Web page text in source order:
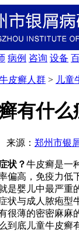
病例 咨询 设备
皮癣人群 > 儿童
有什么
来源： 郑州市银
状？牛皮癣是一
偏高，免疫力低
是婴儿中最严重
状与成人脓疱型
很薄的密密麻麻
到底儿童牛皮癣